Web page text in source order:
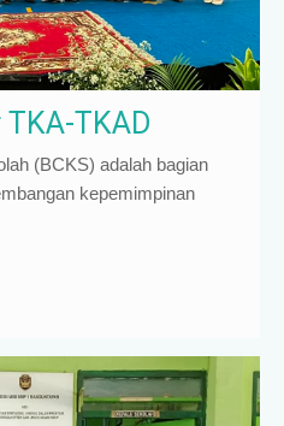
TKAD
(BCKS) adalah bagian
kepemimpinan